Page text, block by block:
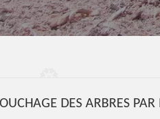
DES ARBRES